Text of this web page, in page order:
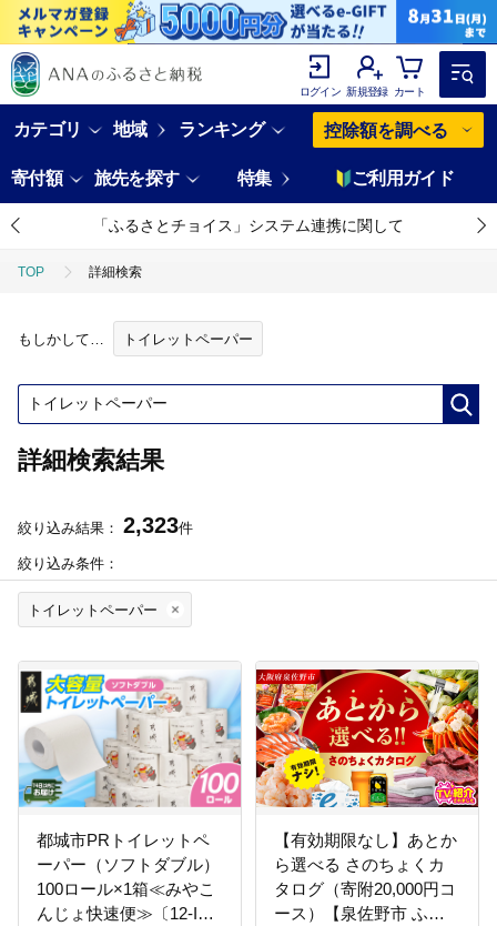
ログイン 新規登録 カート
カテゴリ 地域 ランキング 控除額を調べる
寄付額 旅先を探す 特集 ご利用ガイド
「ふるさとチョイス」システム連携に関して
TOP 詳細検索
もしかして… トイレットペーパー
詳細検索結果
絞り込み結果： 2,323件
絞り込み条件：
トイレットペーパー
都城市PRトイレットペ
ーパー（ソフトダブル）
100ロール×1箱≪みやこ
んじょ快速便≫〔12-I5-
【有効期限なし】あとか
ら選べる さのちょくカ
タログ（寄附20,000円コ
ース）【泉佐野市 ふる